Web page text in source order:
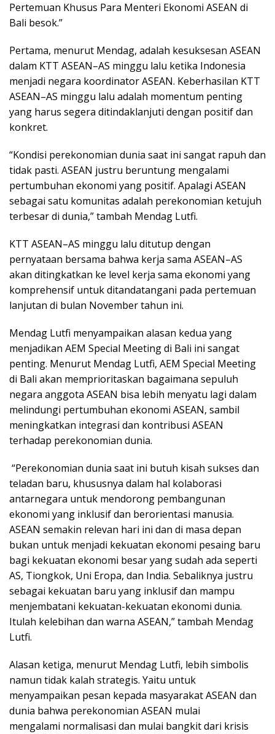
Pertemuan Khusus Para Menteri Ekonomi ASEAN di
Bali besok.”
Pertama, menurut Mendag, adalah kesuksesan ASEAN
dalam KTT ASEAN–AS minggu lalu ketika Indonesia
menjadi negara koordinator ASEAN. Keberhasilan KTT
ASEAN–AS minggu lalu adalah momentum penting
yang harus segera ditindaklanjuti dengan positif dan
konkret.
“Kondisi perekonomian dunia saat ini sangat rapuh dan
tidak pasti. ASEAN justru beruntung mengalami
pertumbuhan ekonomi yang positif. Apalagi ASEAN
sebagai satu komunitas adalah perekonomian ketujuh
terbesar di dunia,” tambah Mendag Lutfi.
KTT ASEAN–AS minggu lalu ditutup dengan
pernyataan bersama bahwa kerja sama ASEAN–AS
akan ditingkatkan ke level kerja sama ekonomi yang
komprehensif untuk ditandatangani pada pertemuan
lanjutan di bulan November tahun ini.
Mendag Lutfi menyampaikan alasan kedua yang
menjadikan AEM Special Meeting di Bali ini sangat
penting. Menurut Mendag Lutfi, AEM Special Meeting
di Bali akan memprioritaskan bagaimana sepuluh
negara anggota ASEAN bisa lebih menyatu lagi dalam
melindungi pertumbuhan ekonomi ASEAN, sambil
meningkatkan integrasi dan kontribusi ASEAN
terhadap perekonomian dunia.
“Perekonomian dunia saat ini butuh kisah sukses dan
teladan baru, khususnya dalam hal kolaborasi
antarnegara untuk mendorong pembangunan
ekonomi yang inklusif dan berorientasi manusia.
ASEAN semakin relevan hari ini dan di masa depan
bukan untuk menjadi kekuatan ekonomi pesaing baru
bagi kekuatan ekonomi besar yang sudah ada seperti
AS, Tiongkok, Uni Eropa, dan India. Sebaliknya justru
sebagai kekuatan baru yang inklusif dan mampu
menjembatani kekuatan-kekuatan ekonomi dunia.
Itulah kelebihan dan warna ASEAN,” tambah Mendag
Lutfi.
Alasan ketiga, menurut Mendag Lutfi, lebih simbolis
namun tidak kalah strategis. Yaitu untuk
menyampaikan pesan kepada masyarakat ASEAN dan
dunia bahwa perekonomian ASEAN mulai
mengalami normalisasi dan mulai bangkit dari krisis